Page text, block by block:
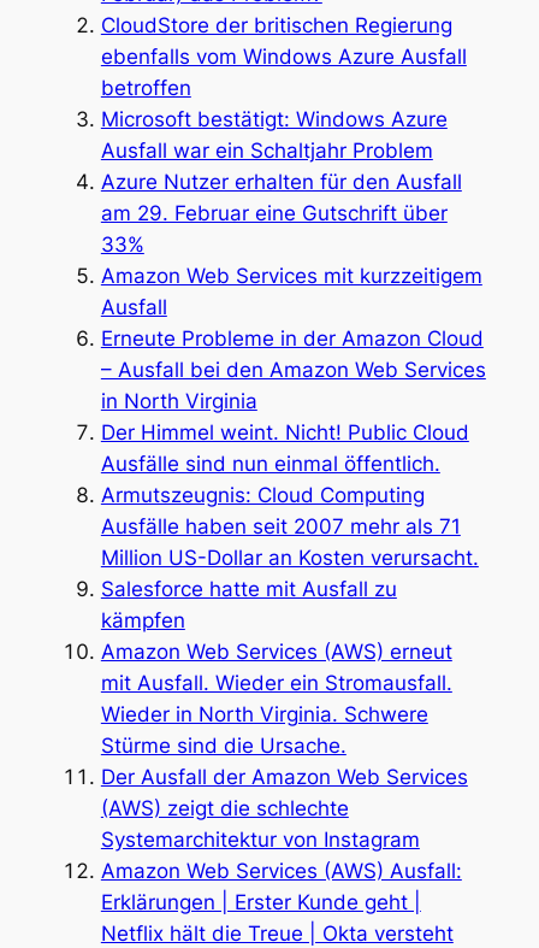
CloudStore der britischen Regierung
ebenfalls vom Windows Azure Ausfall
betroffen
Microsoft bestätigt: Windows Azure
Ausfall war ein Schaltjahr Problem
Azure Nutzer erhalten für den Ausfall
am 29. Februar eine Gutschrift über
33%
Amazon Web Services mit kurzzeitigem
Ausfall
Erneute Probleme in der Amazon Cloud
– Ausfall bei den Amazon Web Services
in North Virginia
Der Himmel weint. Nicht! Public Cloud
Ausfälle sind nun einmal öffentlich.
Armutszeugnis: Cloud Computing
Ausfälle haben seit 2007 mehr als 71
Million US-Dollar an Kosten verursacht.
Salesforce hatte mit Ausfall zu
kämpfen
Amazon Web Services (AWS) erneut
mit Ausfall. Wieder ein Stromausfall.
Wieder in North Virginia. Schwere
Stürme sind die Ursache.
Der Ausfall der Amazon Web Services
(AWS) zeigt die schlechte
Systemarchitektur von Instagram
Amazon Web Services (AWS) Ausfall:
Erklärungen | Erster Kunde geht |
Netflix hält die Treue | Okta versteht